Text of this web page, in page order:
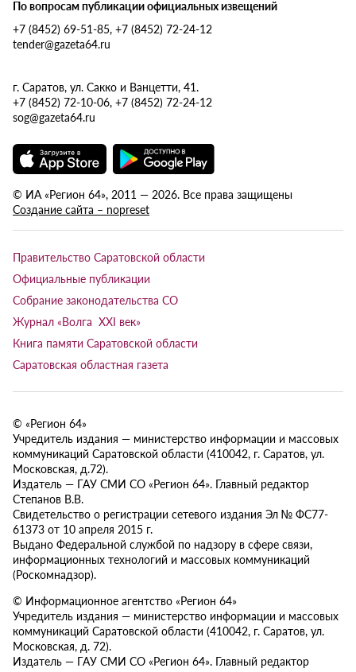
По вопросам публикации официальных извещений
+7 (8452) 69-51-85, +7 (8452) 72-24-12
tender@gazeta64.ru
г. Саратов, ул. Сакко и Ванцетти, 41.
+7 (8452) 72-10-06, +7 (8452) 72-24-12
sog@gazeta64.ru
© ИА «Регион 64», 2011 — 2026. Все права защищены
Создание сайта – nopreset
Правительство Саратовской области
Официальные публикации
Собрание законодательства СО
Журнал «Волга XXI век»
Книга памяти Саратовской области
Саратовская областная газета
© «Регион 64»
Учредитель издания — министерство информации и массовых
коммуникаций Саратовской области (410042, г. Саратов, ул.
Московская, д.72).
Издатель — ГАУ СМИ СО «Регион 64». Главный редактор
Степанов В.В.
Свидетельство о регистрации сетевого издания Эл № ФС77-
61373 от 10 апреля 2015 г.
Выдано Федеральной службой по надзору в сфере связи,
информационных технологий и массовых коммуникаций
(Роскомнадзор).
© Информационное агентство «Регион 64»
Учредитель издания — министерство информации и массовых
коммуникаций Саратовской области (410042, г. Саратов, ул.
Московская, д. 72).
Издатель — ГАУ СМИ СО «Регион 64». Главный редактор